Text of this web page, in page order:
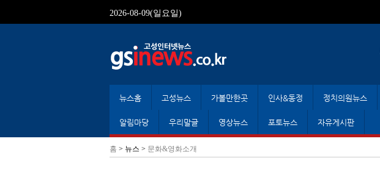
2026-08-09(일요일)
뉴스홈 고성뉴스 가볼만한곳 인사&동정 정치의원뉴스
알림마당 우리말글 영상뉴스 포토뉴스 자유게시판
홈 > 뉴스 > 문화&영화소개